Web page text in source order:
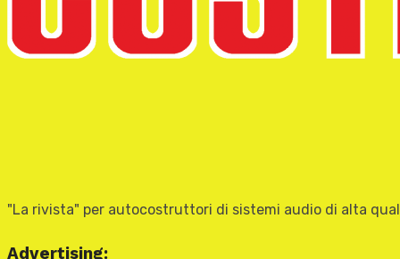
"La rivista" per autocostruttori di sistemi audio di alta
Advertising: